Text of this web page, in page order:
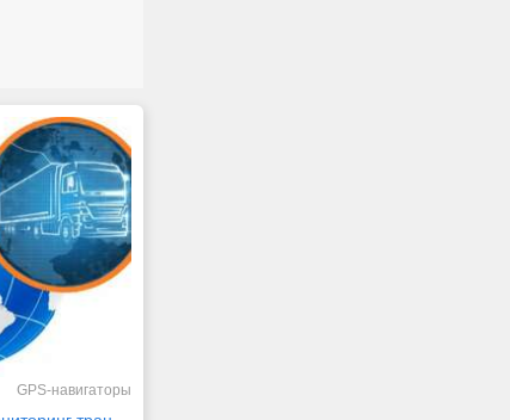
GPS-навигаторы